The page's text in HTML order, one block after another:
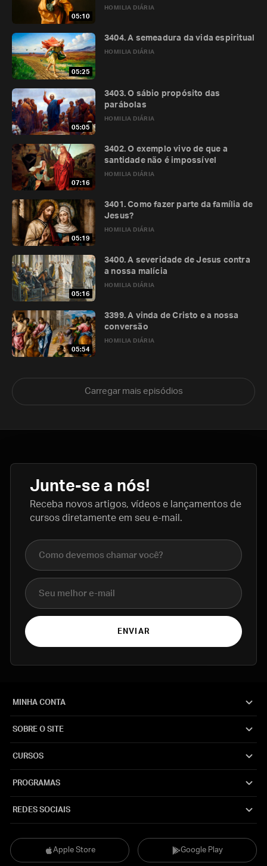
05:10
HOMILIA DIÁRIA
05:25
HOMILIA DIÁRIA
3404. A semeadura da vida espiritual
05:05
HOMILIA DIÁRIA
3403. O sábio propósito das
parábolas
07:16
HOMILIA DIÁRIA
3402. O exemplo vivo de que a
santidade não é impossível
05:19
HOMILIA DIÁRIA
3401. Como fazer parte da família de
Jesus?
05:16
HOMILIA DIÁRIA
3400. A severidade de Jesus contra
a nossa malícia
05:54
HOMILIA DIÁRIA
3399. A vinda de Cristo e a nossa
conversão
Carregar mais episódios
Junte-se a nós!
Receba novos artigos, vídeos e lançamentos de
cursos diretamente em seu e-mail.
Nome completo
E-mail
ENVIAR
Apple Store Google Play
MINHA CONTA
SOBRE O SITE
CURSOS
PROGRAMAS
REDES SOCIAIS